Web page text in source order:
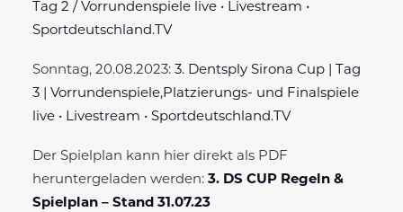
Tag 2 / Vorrundenspiele live • Livestream •
Sportdeutschland.TV
Sonntag, 20.08.2023: 3. Dentsply Sirona Cup | Tag
3 | Vorrundenspiele,Platzierungs- und Finalspiele
live • Livestream • Sportdeutschland.TV
Der Spielplan kann hier direkt als PDF
heruntergeladen werden: 3. DS CUP Regeln &
Spielplan – Stand 31.07.23